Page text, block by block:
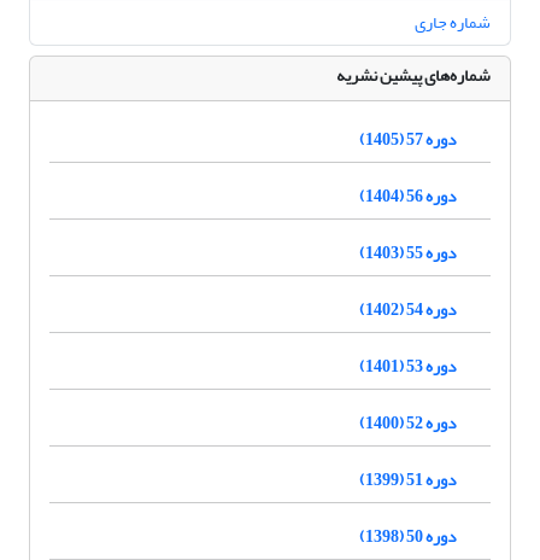
شماره جاری
شماره‌های پیشین نشریه
دوره 57 (1405)
دوره 56 (1404)
دوره 55 (1403)
دوره 54 (1402)
دوره 53 (1401)
دوره 52 (1400)
دوره 51 (1399)
دوره 50 (1398)